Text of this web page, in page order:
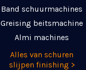
Band schuurmachines
Greising beitsmachine
Almi machines
Alles van schuren
slijpen finishing >